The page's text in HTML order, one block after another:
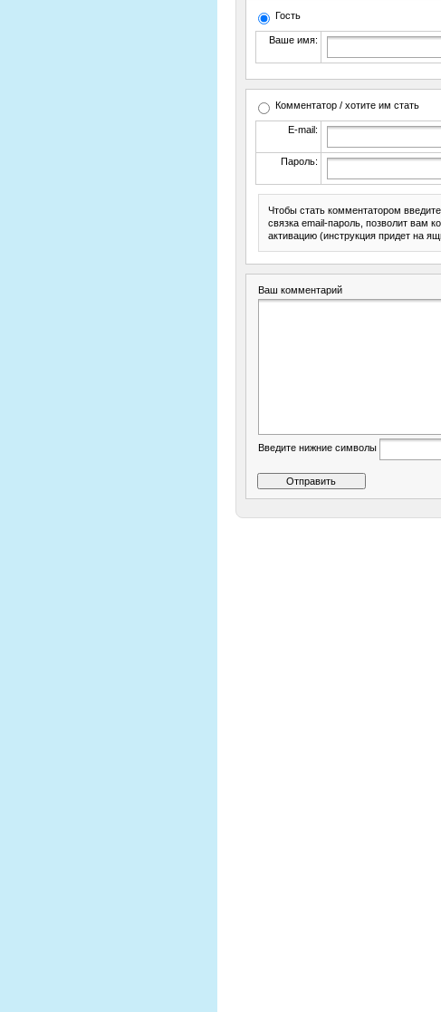
Гость
Ваше имя:
Комментатор / хотите им стать
E-mail:
Пароль:
Чтобы стать комментатором
связка email-пароль, позволит вам
активацию (инструкция придет на
Ваш комментарий
Введите нижние символы